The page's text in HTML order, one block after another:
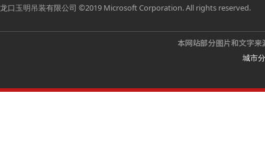
龙口玉明吊装有限公司 ©2019 Microsoft Corporation. All rights reserved.
城市